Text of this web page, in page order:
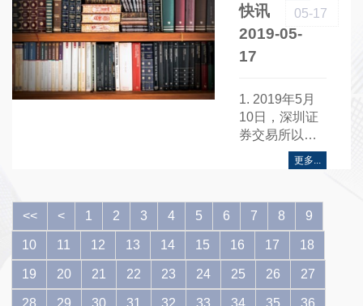
托受理工作；
五、全面建立
环境损害司法
鉴定黑名单制
环境损害司法
鉴定机构和鉴
定人执
护投资者合法
权益。《通
深交所上市交
债券（含企业
债券，不含上
市公司可转换
公司债券），
应当按照本通
转让的情形，
和存在不适宜
转让情形的除
外。《通知》
自发布之日起
实施。 具体内
2018年度企业
债券主承销商
构信用评价工
（以下简
称“《通知》”）
制作《通知》
的主要目的是
为了规范企业
及信用评级机
构的业务行
为，提高中介
服务质量，建
立健全企业债
券市场信用体
快讯
2019-05-
17
05-17
1. 2019年5月
10日，深圳证
券交易所以深
证上〔2019〕
273号发布《关
券交易所上市
公司信息披露
指引第3号——
重大资产重组>
的通知》（以
下简称“《通
更多...
<< < 1 2 3 4 5 6 7 8 9
10 11 12 13 14 15 16 17 18
19 20 21 22 23 24 25 26 27
28 29 30 31 32 33 34 35 36